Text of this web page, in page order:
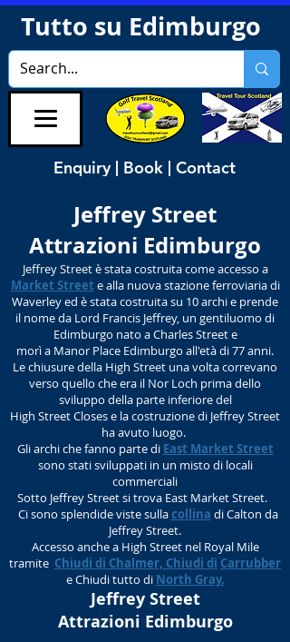
Tutto su Edimburgo
Enquiry | Book | Contact
Jeffrey Street
Attrazioni Edimburgo
Jeffrey Street è stata costruita come accesso a
Market Street e alla nuova stazione ferroviaria di
Waverley ed è stata costruita su 10 archi e prende
il nome da Lord Francis Jeffrey, un gentiluomo di
Edimburgo nato a Charles Street e
morì a Manor Place Edimburgo all'età di 77 anni.
Le chiusure della High Street una volta correvano
verso quello che era il Nor Loch prima dello
sviluppo della parte inferiore del
High Street Closes e la costruzione di Jeffrey Street
ha avuto luogo.
Gli archi che fanno parte di East Market Street
sono stati sviluppati in un misto di locali
commerciali
Sotto Jeffrey Street si trova East Market Street.
Ci sono splendide viste sullacollina di Calton da
Jeffrey Street.
Accesso anche a High Street nel Royal Mile
tramite Chiudi di Chalmer, Chiudi di Carrubber
e Chiudi tutto di North Gray.
Jeffrey Street
Attrazioni Edimburgo